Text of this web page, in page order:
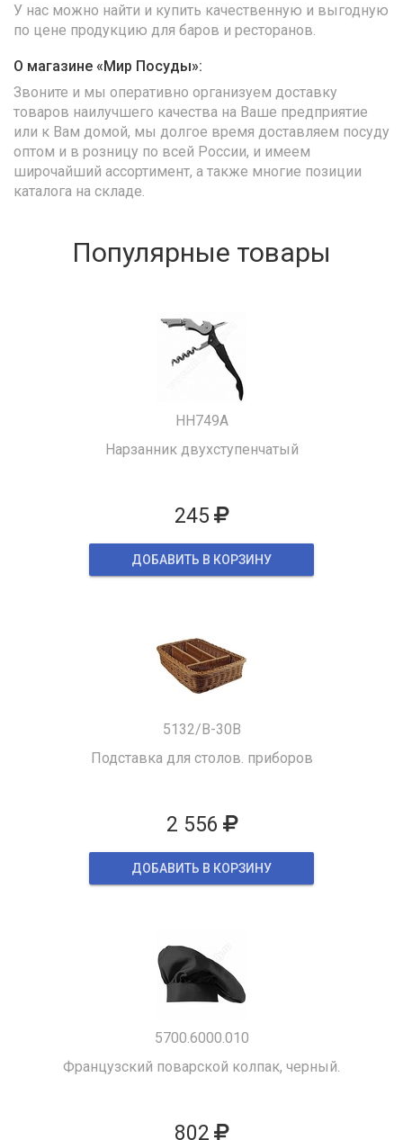
У нас можно найти и купить качественную и выгодную
по цене продукцию для баров и ресторанов.
О магазине «Мир Посуды»:
Звоните и мы оперативно организуем доставку
товаров наилучшего качества на Ваше предприятие
или к Вам домой, мы долгое время доставляем посуду
оптом и в розницу по всей России, и имеем
широчайший ассортимент, а также многие позиции
каталога на складе.
Популярные товары
HH749A
Нарзанник двухступенчатый
245
ДОБАВИТЬ В КОРЗИНУ
5132/B-30B
Подставка для столов. приборов
2 556
ДОБАВИТЬ В КОРЗИНУ
5700.6000.010
Французский поварской колпак, черный.
802